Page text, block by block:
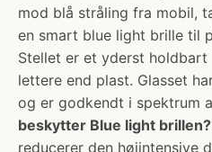
mod blå stråling fra mobil,
en smart blue light brille til
Stellet er et yderst holdbart
lettere end plast. Glasset
og er godkendt i spektrum
beskytter Blue light brillen?
reducerer den højintensive